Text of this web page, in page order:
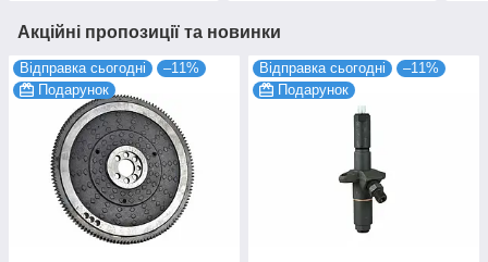
Акційні пропозиції та новинки
Відправка сьогодні
–11%
Подарунок
Відправка сьогодні
–11%
Подарунок